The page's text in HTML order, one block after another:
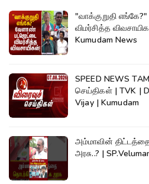
"வாக்குறுதி
விமர்சித்த
Kumudam News
SPEED NEWS
செய்திகள் | TVK |
Vijay | Kumudam
அம்மாவின்
அரசு..? |